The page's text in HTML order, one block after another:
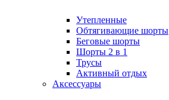
Утепленные
Обтягивающие шорты
Беговые шорты
Шорты 2 в 1
Трусы
Активный отдых
Аксессуары